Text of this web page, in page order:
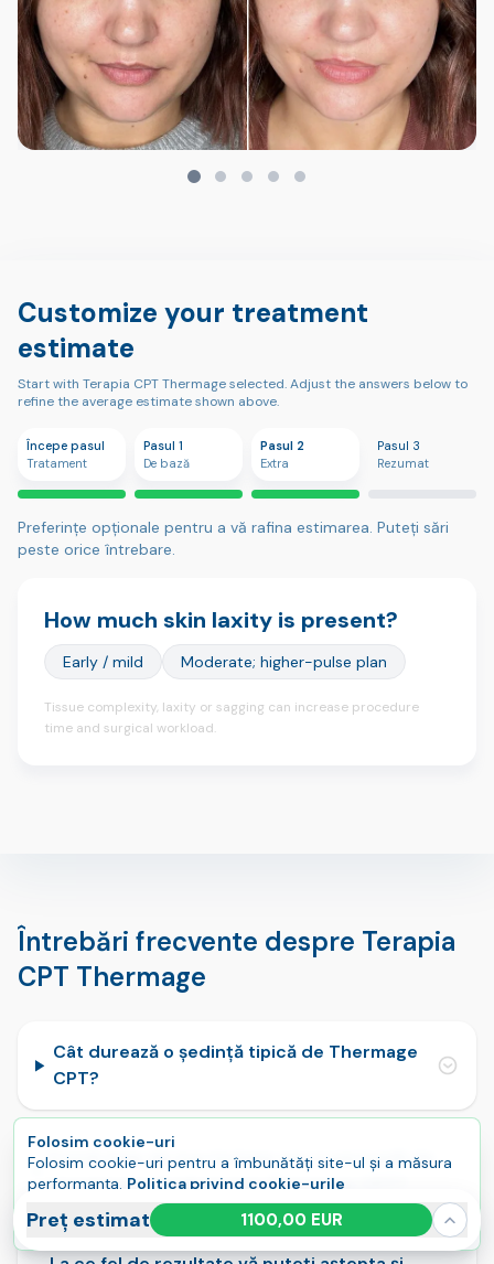
Customize your treatment
estimate
Start with Terapia CPT Thermage selected. Adjust the answers below to
refine the average estimate shown above.
Începe pasul
Tratament
Pasul 1
De bază
Pasul 2
Extra
Pasul 3
Rezumat
Preferințe opționale pentru a vă rafina estimarea. Puteți sări
peste orice întrebare.
How much skin laxity is present?
Early / mild Moderate; higher-pulse plan
Tissue complexity, laxity or sagging can increase procedure
time and surgical workload.
Preț estimat 1100,00 EUR
Întrebări frecvente despre Terapia
CPT Thermage
Cât durează o ședință tipică de Thermage
CPT?
Există timp de inactivitate sau o perioadă de
recuperare după terapia Thermage CPT?
Folosim cookie-uri
Folosim cookie-uri pentru a îmbunătăți site-ul și a măsura
performanța. Politica privind cookie-urile
Acceptă tot
Gestionează